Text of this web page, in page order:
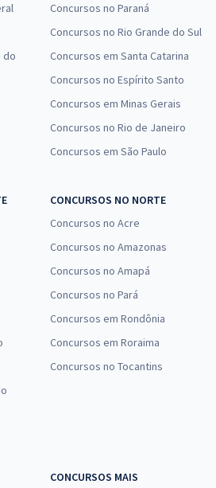
de
33,33
R$ 99,98 (-20%)
Comprar
- Engenheiro Eletricista
R$39,99
R$ 119,98 (-20%)
Comprar
- Analista Pedagógico
399,92
R$ 99,98 (-20%)
do
Concursos no Paraná
Concursos no Rio Grande do Sul
Concursos em Santa Catarina
Concursos no Espírito Santo
Concursos em Minas Gerais
Concursos no Rio de Janeiro
Concursos em São Paulo
CONCURSOS NO NORTE
Concursos no Acre
Concursos no Amazonas
Concursos no Amapá
Concursos no Pará
Concursos em Rondônia
Concursos em Roraima
Concursos no Tocantins
CONCURSOS MAIS